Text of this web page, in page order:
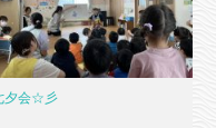
夕会☆彡